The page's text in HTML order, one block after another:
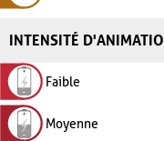
INTENSITÉ
Faible
Moyenne